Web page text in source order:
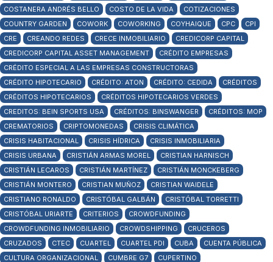
COSTANERA ANDRÉS BELLO
COSTO DE LA VIDA
COTIZACIONES
COUNTRY GARDEN
COWORK COWORKING COYHAIQUE CPC
CPI
CRE
CREANDO REDES CRECE INMOBILIARIO
CREDICORP CAPITAL
CREDICORP CAPITAL ASSET MANAGEMENT
CRÉDITO EMPRESAS
CRÉDITO ESPECIAL A LAS EMPRESAS CONSTRUCTORAS
CRÉDITO HIPOTECARIO
CRÉDITO: ATON CRÉDITO: CEDIDA
CRÉDITOS
CRÉDITOS HIPOTECARIOS
CRÉDITOS HIPOTECARIOS VERDES
CREDITOS: BEIN SPORTS USA
CRÉDITOS: BINSWANGER
CRÉDITOS: MOP
CREMATORIOS
CRIPTOMONEDAS
CRISIS CLIMÁTICA
CRISIS HABITACIONAL
CRISIS HÍDRICA
CRISIS INMOBILIARIA
CRISIS URBANA
CRISTIÁN ARMAS MOREL
CRISTIAN HARNISCH
CRISTIÁN LECAROS
CRISTIÁN MARTÍNEZ
CRISTIÁN MONCKEBERG
CRISTIÁN MONTERO
CRISTIAN MUÑOZ
CRISTIAN WAIDELE
CRISTIANO RONALDO
CRISTÓBAL GALBÁN
CRISTÓBAL TORRETTI
CRISTÓBAL URIARTE
CRITERIOS
CROWDFUNDING
CROWDFUNDING INMOBILIARIO
CROWDSHIPPING
CRUCEROS
CRUZADOS
CTEC CUARTEL CUARTEL PDI CUBA
CUENTA PÚBLICA
CULTURA ORGANIZACIONAL
CUMBRE G7
CUPERTINO